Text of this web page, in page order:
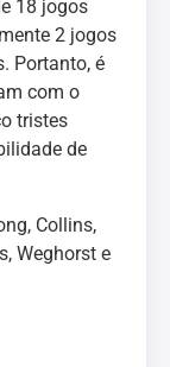
18 jogos
2 jogos
Portanto, é
com o
tristes
de
Collins,
Weghorst e